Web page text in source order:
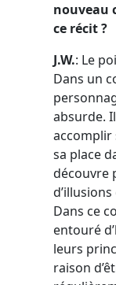
nouveau
ce récit ?
J.W.: Le
Dans un
absurde.
accomplir
sa place
découvre
Dans ce
entouré
leurs
raison